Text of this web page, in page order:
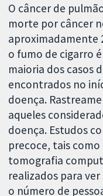
O câncer de
morte por câncer
aproximadamente
o fumo de cigarro
maioria dos casos
encontrados no
doença.
aqueles
doença. Estudos
precoce, tais como
tomografia
realizados para
o número de